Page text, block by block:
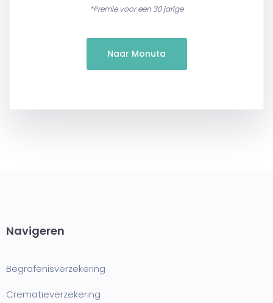
*Premie voor een 30 jarige
Naar Monuta
Navigeren
Begrafenisverzekering
Crematieverzekering